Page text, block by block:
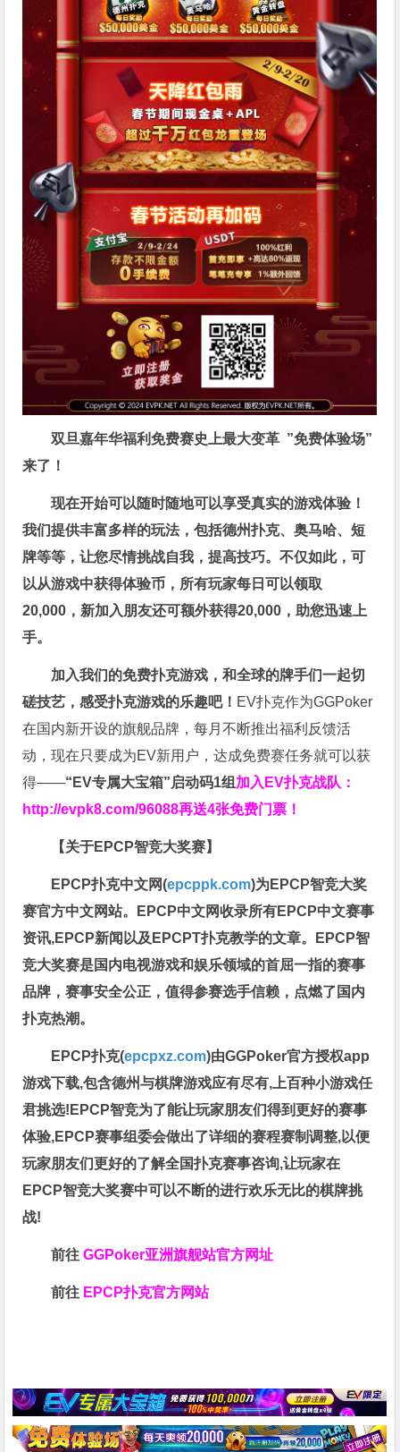
双旦嘉年华福利免费赛史上最大变革 ”免费体验场”
来了！
现在开始可以随时随地可以享受真实的游戏体验！
我们提供丰富多样的玩法，包括德州扑克、奥马哈、短
牌等等，让您尽情挑战自我，提高技巧。不仅如此，可
以从游戏中获得体验币，所有玩家每日可以领取
20,000，新加入朋友还可额外获得20,000，助您迅速上
手。
加入我们的免费扑克游戏，和全球的牌手们一起切
磋技艺，感受扑克游戏的乐趣吧！ EV扑克作为GGPoker
在国内新开设的旗舰品牌，每月不断推出福利反馈活
动，现在只要成为EV新用户，达成免费赛任务就可以获
得——“EV专属大宝箱”启动码1组 加入EV扑克战队：
http://evpk8.com/96088再送4张免费门票！
【关于EPCP智竞大奖赛】
EPCP扑克中文网(epcppk.com)为EPCP智竞大奖
赛官方中文网站。EPCP中文网收录所有EPCP中文赛事
资讯,EPCP新闻以及EPCPT扑克教学的文章。EPCP智
竞大奖赛是国内电视游戏和娱乐领域的首屈一指的赛事
品牌，赛事安全公正，值得参赛选手信赖，点燃了国内
扑克热潮。
EPCP扑克(epcpxz.com)由GGPoker官方授权app
游戏下载,包含德州与棋牌游戏应有尽有,上百种小游戏任
君挑选!EPCP智竞为了能让玩家朋友们得到更好的赛事
体验,EPCP赛事组委会做出了详细的赛程赛制调整,以便
玩家朋友们更好的了解全国扑克赛事咨询,让玩家在
EPCP智竞大奖赛中可以不断的进行欢乐无比的棋牌挑
战!
前往GGPoker亚洲旗舰站官方网址
前往 EPCP扑克官方网站